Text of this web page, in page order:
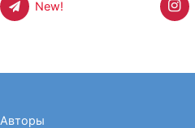
New!
Авторы